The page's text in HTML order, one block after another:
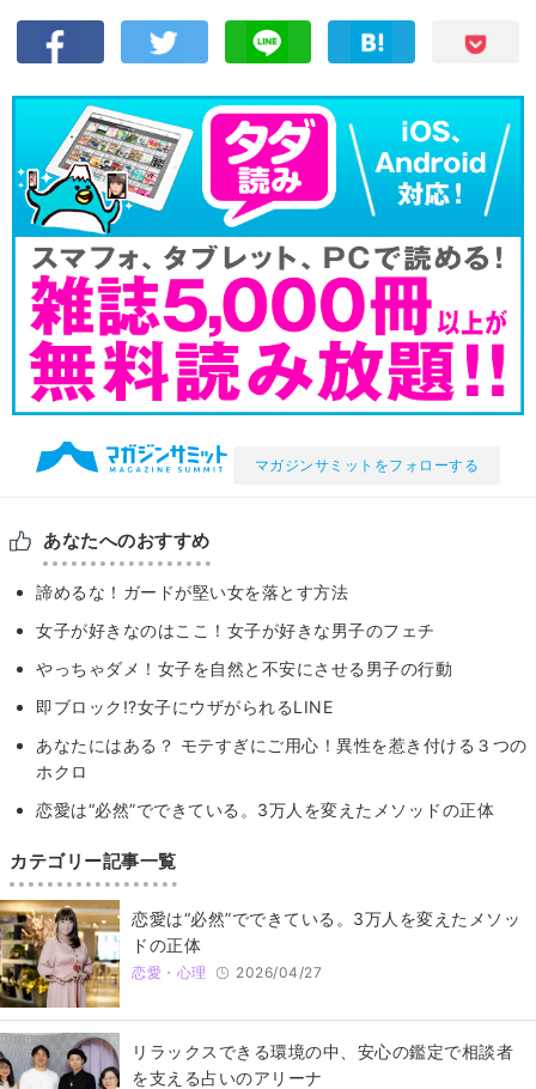
マガジンサミットをフォローする
あなたへのおすすめ
諦めるな！ガードが堅い女を落とす方法
女子が好きなのはここ！女子が好きな男子のフェチ
やっちゃダメ！女子を自然と不安にさせる男子の行動
即ブロック!?女子にウザがられるLINE
あなたにはある？ モテすぎにご用心！異性を惹き付ける３つの
ホクロ
恋愛は“必然”でできている。3万人を変えたメソッドの正体
カテゴリー記事一覧
恋愛は“必然”でできている。3万人を変えたメソッ
ドの正体
恋愛・心理 2026/04/27
リラックスできる環境の中、安心の鑑定で相談者
を支える占いのアリーナ